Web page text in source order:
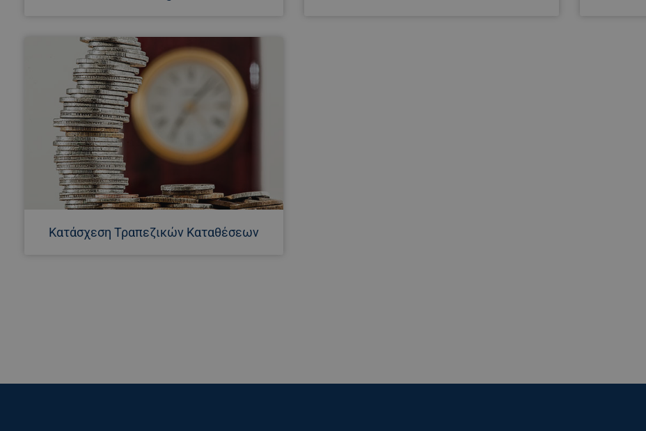
Κατάσχεση Τραπεζικών Καταθέσεων